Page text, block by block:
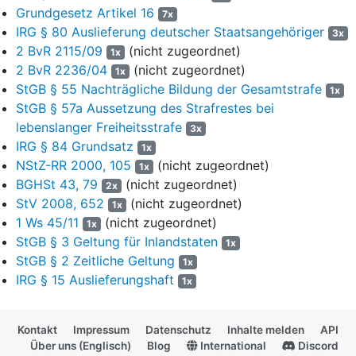
räuberischer Erpressung sowie wegen schwerer räuberischer
Erpressung in vier Fällen zu einer lebenslangen Freiheitsstrafe
als Gesamtstrafe verurteilt worden. Die besondere Schwere
der Schuld ist festgestellt worden. Für dieses Verfahren war
der Verfolgte aus Spanien ausgeliefert worden. In der
Auslieferungsentscheidung des Strafgerichts in Madrid vom
10.07.2008 ist festgehalten, dass der Verfolgte auf die
Einhaltung des Spezialitätsgrundsatzes nicht verzichtet hat.
Wegen der dem Verfolgten durch die belgischen
Strafverfolgungsbehörden zur Last gelegten Tat ist ein
inländisches Ermittlungsverfahren bei der Staatsanwaltschaft
Kiel (598 Js #####/####) eingeleitet worden; es ist nach
Mitteilung des Generalstaats-anwalts des Landes Schleswig-
Holstein vom 21.06.2016 beabsichtigt, das
Ermittlungsverfahren gemäß§ 153c StPO
Rahmenbeschlusses des Rates vom 13.06.2002 über den
Europäischen Haftbefehl und die Übergabeverfahren
Grundgesetz Artikel 16 7x
IRG § 80 Auslieferung deutscher Staatsangehöriger 3x
2 BvR 2115/09 1x (nicht zugeordnet)
2 BvR 2236/04
1x (nicht zugeordnet)
StGB § 55 Nachträgliche Bildung der Gesamtstrafe
1x
StGB § 57a Aussetzung des Strafrestes bei
lebenslanger Freiheitsstrafe
3x
IRG § 84 Grundsatz 1x
NStZ-RR 2000, 105 1x (nicht zugeordnet)
BGHSt 43, 79
2x (nicht zugeordnet)
StV 2008, 652
1x (nicht zugeordnet)
1 Ws 45/11
1x (nicht zugeordnet)
StGB § 3 Geltung für Inlandstaten
1x
StGB § 2 Zeitliche Geltung 1x
IRG § 15 Auslieferungshaft 1x
Kontakt Impressum Datenschutz Inhalte melden
API
Über uns (Englisch)
Blog International
Discord